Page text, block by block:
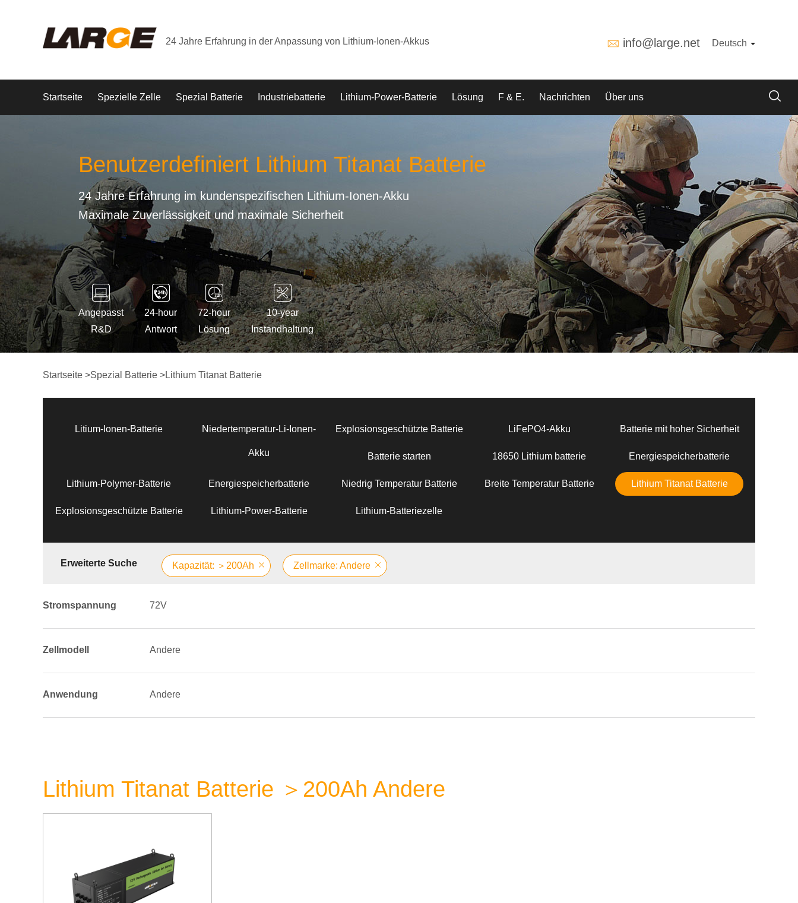
24 Jahre Erfahrung in der Anpassung von Lithium-Ionen-Akkus info@large.net Deutsch
Startseite Spezielle Zelle Spezial Batterie Industriebatterie Lithium-Power-Batterie Lösung F & E. Nachrichten Über uns
Benutzerdefiniert Lithium Titanat Batterie
24 Jahre Erfahrung im kundenspezifischen Lithium-Ionen-Akku
Maximale Zuverlässigkeit und maximale Sicherheit
Angepasst
R&D
24-hour
Antwort
72-hour
Lösung
10-year
Instandhaltung
Startseite >Spezial Batterie >Lithium Titanat Batterie
Litium-Ionen-Batterie Niedertemperatur-Li-Ionen-
Akku
Explosionsgeschützte Batterie LiFePO4-Akku Batterie mit hoher Sicherheit
Batterie starten 18650 Lithium batterie Energiespeicherbatterie
Lithium-Polymer-Batterie Energiespeicherbatterie Niedrig Temperatur Batterie Breite Temperatur Batterie Lithium Titanat Batterie
Explosionsgeschützte Batterie Lithium-Power-Batterie Lithium-Batteriezelle
Erweiterte Suche Kapazität: ＞200Ah Zellmarke: Andere
Stromspannung 72V
Zellmodell Andere
Anwendung Andere
Lithium Titanat Batterie ＞200Ah Andere